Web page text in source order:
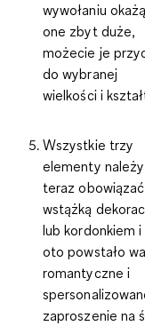
wywołaniu
one zbyt duże,
możecie je
do wybranej
wielkości i
Wszystkie trzy
elementy należy
teraz obowiązać
wstążką
lub kordonkiem
oto powstało
romantyczne i
zaproszenie na